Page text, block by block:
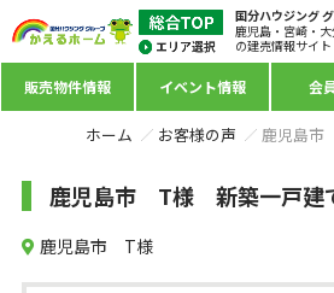
国分ハウジング
鹿児島・宮崎・
の建売情報サイト
販売物件情報 イベント情報 会
ホーム お客様の声 鹿児島
鹿児島市 T様 新築一戸建
鹿児島市 T様